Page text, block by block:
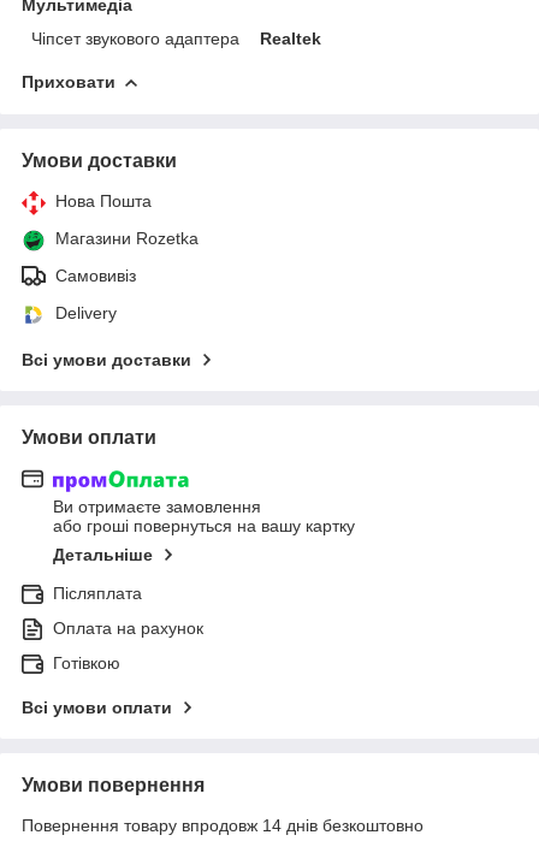
Мультимедіа
Чіпсет звукового адаптера
Realtek
Приховати
Умови доставки
Нова Пошта
Магазини Rozetka
Самовивіз
Delivery
Всі умови доставки
Умови оплати
Ви отримаєте замовлення
або гроші повернуться на вашу картку
Детальніше
Післяплата
Оплата на рахунок
Готівкою
Всі умови оплати
Умови повернення
Повернення товару впродовж 14 днів безкоштовно